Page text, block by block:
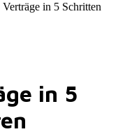
in 5 Schritten
in 5